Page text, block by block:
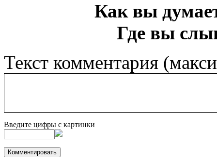
Как вы
Где вы
Текст комментария
Введите цифры с картинки